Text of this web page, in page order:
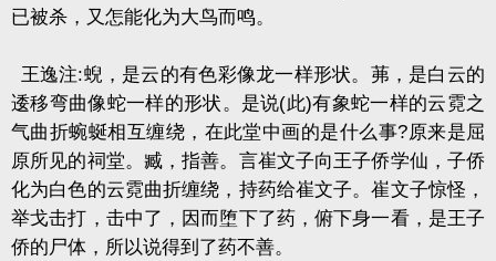
已被杀，又怎能化为大鸟而鸣。
王逸注:蜺，是云的有色彩像龙一样形状。茀，是白云的
逶移弯曲像蛇一样的形状。是说(此)有象蛇一样的云霓之
气曲折蜿蜒相互缠绕，在此堂中画的是什么事?原来是屈
原所见的祠堂。臧，指善。言崔文子向王子侨学仙，子侨
化为白色的云霓曲折缠绕，持药给崔文子。崔文子惊怪，
举戈击打，击中了，因而堕下了药，俯下身一看，是王子
侨的尸体，所以说得到了药不善。